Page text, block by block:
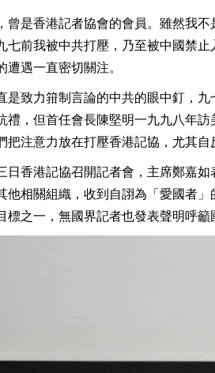
曾是香港記者協會的會員。雖然我
七前我被中共打壓，乃至被中國禁
遭遇一直密切關注。
是致力箝制言論的中共的眼中釘，
禮，但首任會長陳堅明一九九八年
把注意力放在打壓香港記協，尤其自
日香港記協召開記者會，主席鄭嘉
他相關組織，收到自詡為「愛國者
標之一，無國界記者也發表聲明呼籲